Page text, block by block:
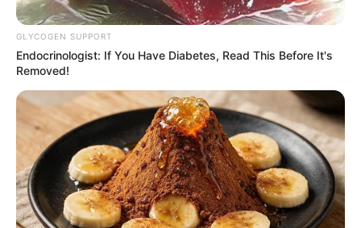
desarrollo urbano.
GLYCOGEN SUPPORT
Endocrinologist: If You Have Diabetes, Read This Before It's
Removed!